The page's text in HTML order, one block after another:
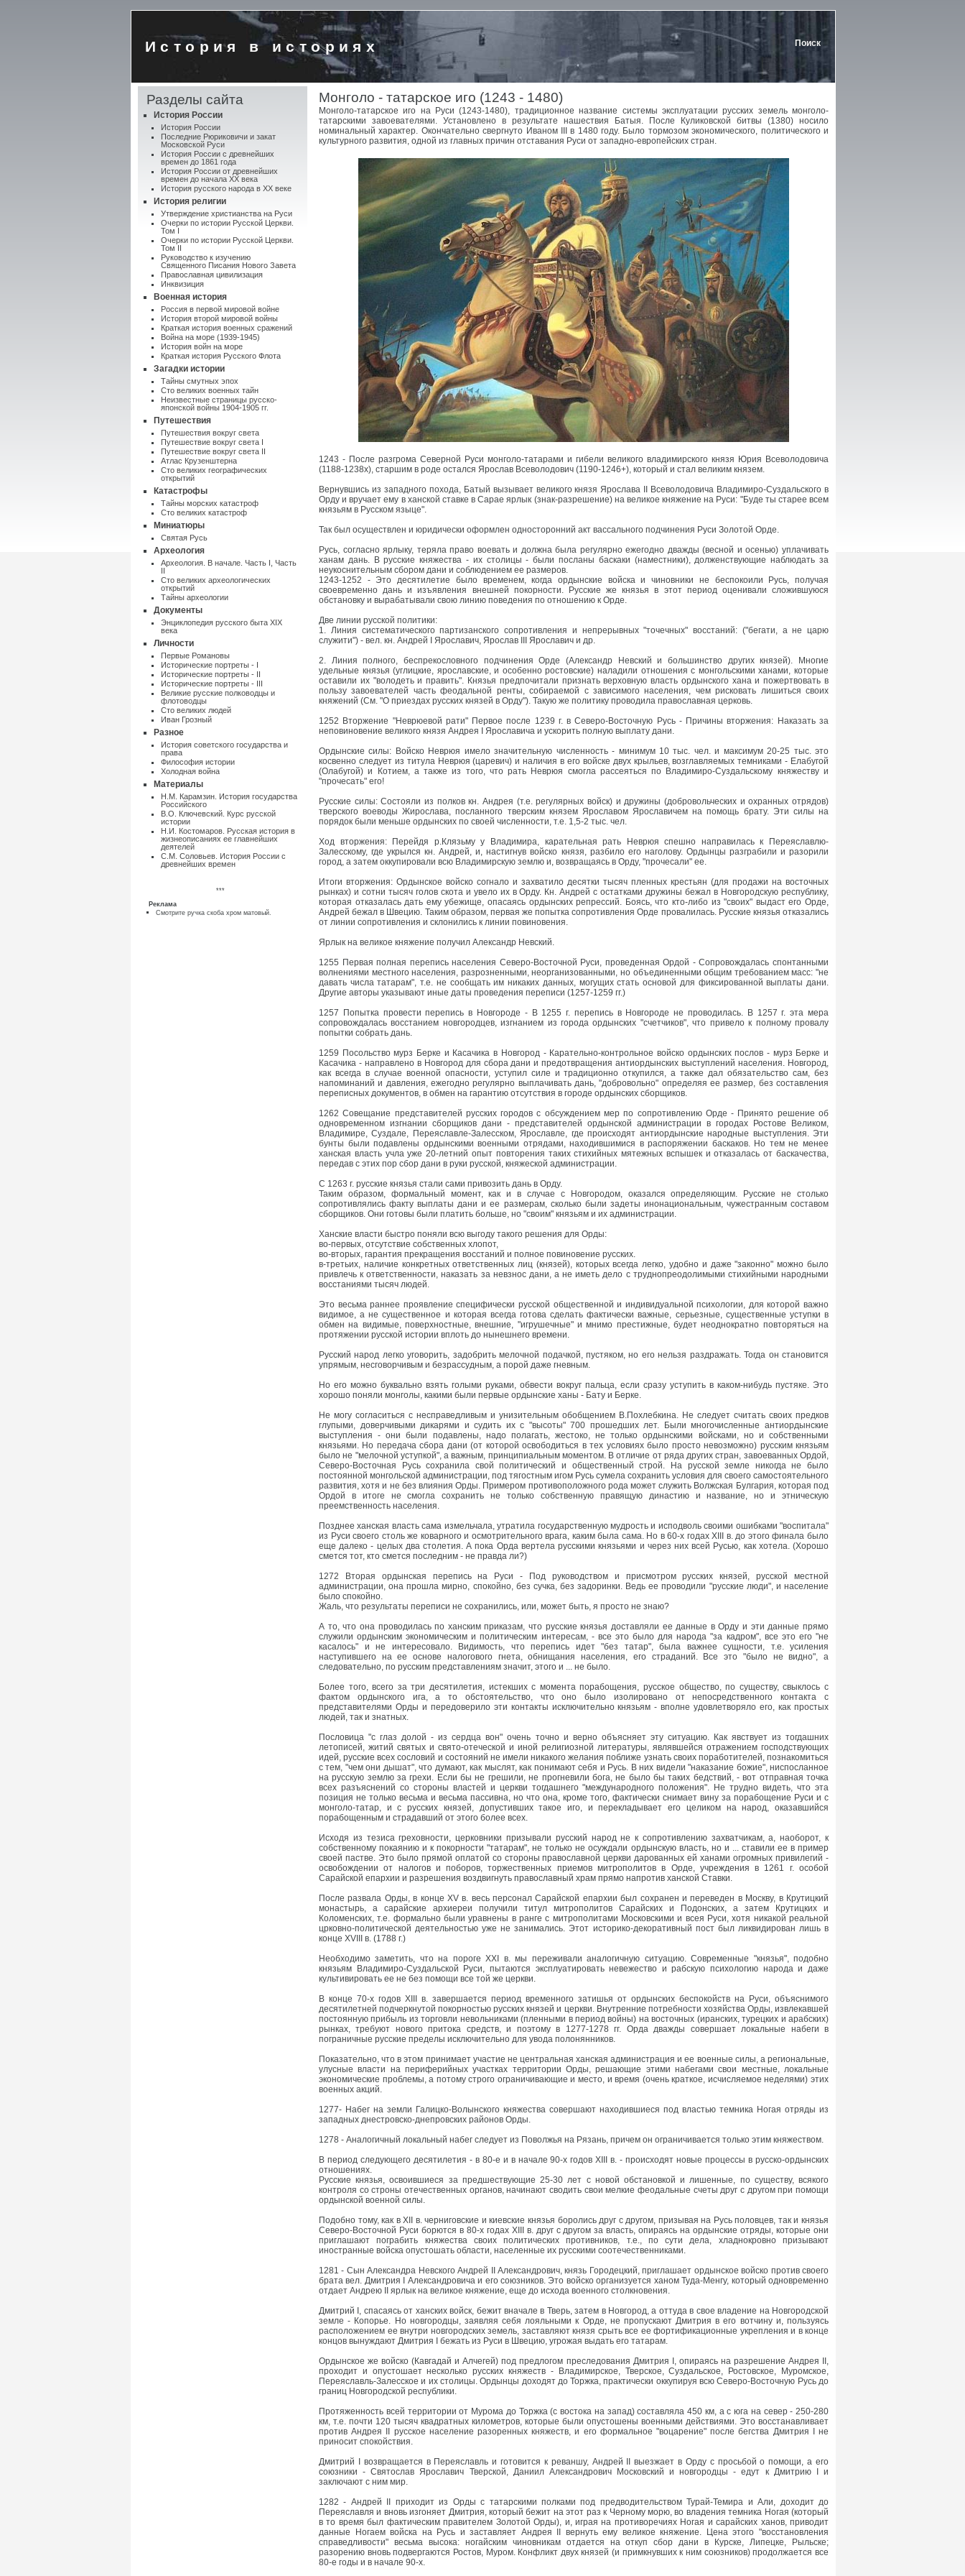
История в историях Поиск
Разделы сайта
История России
История России
Последние Рюриковичи и закат
Московской Руси
История России с древнейших
времен до 1861 года
История России от древнейших
времен до начала XX века
История русского народа в XX веке
История религии
Утверждение христианства на Руси
Очерки по истории Русской Церкви.
Том I
Очерки по истории Русской Церкви.
Том II
Руководство к изучению
Священного Писания Нового Завета
Православная цивилизация
Инквизиция
Военная история
Россия в первой мировой войне
История второй мировой войны
Краткая история военных сражений
Война на море (1939-1945)
История войн на море
Краткая история Русского Флота
Загадки истории
Тайны смутных эпох
Сто великих военных тайн
Неизвестные страницы русско-
японской войны 1904-1905 гг.
Путешествия
Путешествия вокруг света
Путешествие вокруг света I
Путешествие вокруг света II
Атлас Крузенштерна
Cто великих географических
открытий
Катастрофы
Тайны морских катастроф
Сто великих катастроф
Миниатюры
Святая Русь
Археология
Археология. В начале. Часть I Часть
II
Сто великих археологических
открытий
Тайны археологии
Документы
Энциклопедия русского быта XIX
века
Личности
Первые Романовы
Исторические портреты - I
Исторические портреты - II
Исторические портреты - III
Великие русские полководцы и
флотоводцы
Сто великих людей
Иван Грозный
Разное
Истоpия советского государства и
пpава
Философия истории
Холодная война
Материалы
Н.М. Карамзин. История государства
Российского
В.О. Ключевский. Курс русской
истории
Н.И. Костомаров. Русская история в
жизнеописаниях ее главнейших
деятелей
С.М. Соловьев. История России с
древнейших времен
***
Реклама
Смотрите ручка скоба хром матовый.
Монголо - татарское иго (1243 - 1480)
Монголо-татарское иго на Руси (1243-1480), традиционное название системы эксплуатации русских земель монголо-
татарскими завоевателями. Установлено в результате нашествия Батыя. После Куликовской битвы (1380) носило
номинальный характер. Окончательно свергнуто Иваном III в 1480 году. Было тормозом экономического, политического и
культурного развития, одной из главных причин отставания Руси от западно-европейских стран.
1243 - После разгрома Северной Руси монголо-татарами и гибели великого владимирского князя Юрия Всеволодовича
(1188-1238х), старшим в роде остался Ярослав Всеволодович (1190-1246+), который и стал великим князем.
Вернувшись из западного похода, Батый вызывает великого князя Ярослава II Всеволодовича Владимиро-Суздальского в
Орду и вручает ему в ханской ставке в Сарае ярлык (знак-разрешение) на великое княжение на Руси: "Буде ты старее всем
князьям в Русском языце".
Так был осуществлен и юридически оформлен односторонний акт вассального подчинения Руси Золотой Орде.
Русь, согласно ярлыку, теряла право воевать и должна была регулярно ежегодно дважды (весной и осенью) уплачивать
ханам дань. В русские княжества - их столицы - были посланы баскаки (наместники), долженствующие наблюдать за
неукоснительным сбором дани и соблюдением ее размеров.
1243-1252 - Это десятилетие было временем, когда ордынские войска и чиновники не беспокоили Русь, получая
своевременно дань и изъявления внешней покорности. Русские же князья в этот период оценивали сложившуюся
обстановку и вырабатывали свою линию поведения по отношению к Орде.
Две линии русской политики:
1. Линия систематического партизанского сопротивления и непрерывных "точечных" восстаний: ("бегати, а не царю
служити") - вел. кн. Андрей I Ярославич, Ярослав III Ярославич и др.
2. Линия полного, беспрекословного подчинения Орде (Александр Невский и большинство других князей). Многие
удельные князья (углицкие, ярославские, и особенно ростовские) наладили отношения с монгольскими ханами, которые
оставили их "володеть и править". Князья предпочитали признать верховную власть ордынского хана и пожертвовать в
пользу завоевателей часть феодальной ренты, собираемой с зависимого населения, чем рисковать лишиться своих
княжений (См. "О приездах русских князей в Орду"). Такую же политику проводила православная церковь.
1252 Вторжение "Неврюевой рати" Первое после 1239 г. в Северо-Восточную Русь - Причины вторжения: Наказать за
неповиновение великого князя Андрея I Ярославича и ускорить полную выплату дани.
Ордынские силы: Войско Неврюя имело значительную численность - минимум 10 тыс. чел. и максимум 20-25 тыс. это
косвенно следует из титула Неврюя (царевич) и наличия в его войске двух крыльев, возглавляемых темниками - Елабугой
(Олабугой) и Котием, а также из того, что рать Неврюя смогла рассеяться по Владимиро-Суздальскому княжеству и
"прочесать" его!
Русские силы: Состояли из полков кн. Андрея (т.е. регулярных войск) и дружины (добровольческих и охранных отрядов)
тверского воеводы Жирослава, посланного тверским князем Ярославом Ярославичем на помощь брату. Эти силы на
порядок были меньше ордынских по своей численности, т.е. 1,5-2 тыс. чел.
Ход вторжения: Перейдя р.Клязьму у Владимира, карательная рать Неврюя спешно направилась к Переяславлю-
Залесскому, где укрылся кн. Андрей, и, настигнув войско князя, разбило его наголову. Ордынцы разграбили и разорили
город, а затем оккупировали всю Владимирскую землю и, возвращаясь в Орду, "прочесали" ее.
Итоги вторжения: Ордынское войско согнало и захватило десятки тысяч пленных крестьян (для продажи на восточных
рынках) и сотни тысяч голов скота и увело их в Орду. Кн. Андрей с остатками дружины бежал в Новгородскую республику,
которая отказалась дать ему убежище, опасаясь ордынских репрессий. Боясь, что кто-либо из "своих" выдаст его Орде,
Андрей бежал в Швецию. Таким образом, первая же попытка сопротивления Орде провалилась. Русские князья отказались
от линии сопротивления и склонились к линии повиновения.
Ярлык на великое княжение получил Александр Невский.
1255 Первая полная перепись населения Северо-Восточной Руси, проведенная Ордой - Сопровождалась спонтанными
волнениями местного населения, разрозненными, неорганизованными, но объединенными общим требованием масс: "не
давать числа татарам", т.е. не сообщать им никаких данных, могущих стать основой для фиксированной выплаты дани.
Другие авторы указывают иные даты проведения переписи (1257-1259 гг.)
1257 Попытка провести перепись в Новгороде - В 1255 г. перепись в Новгороде не проводилась. В 1257 г. эта мера
сопровождалась восстанием новгородцев, изгнанием из города ордынских "счетчиков", что привело к полному провалу
попытки собрать дань.
1259 Посольство мурз Берке и Касачика в Новгород - Карательно-контрольное войско ордынских послов - мурз Берке и
Касачика - направлено в Новгород для сбора дани и предотвращения антиордынских выступлений населения. Новгород,
как всегда в случае военной опасности, уступил силе и традиционно откупился, а также дал обязательство сам, без
напоминаний и давления, ежегодно регулярно выплачивать дань, "добровольно" определяя ее размер, без составления
переписных документов, в обмен на гарантию отсутствия в городе ордынских сборщиков.
1262 Совещание представителей русских городов с обсуждением мер по сопротивлению Орде - Принято решение об
одновременном изгнании сборщиков дани - представителей ордынской администрации в городах Ростове Великом,
Владимире, Суздале, Переяславле-Залесском, Ярославле, где происходят антиордынские народные выступления. Эти
бунты были подавлены ордынскими военными отрядами, находившимися в распоряжении баскаков. Но тем не менее
ханская власть учла уже 20-летний опыт повторения таких стихийных мятежных вспышек и отказалась от баскачества,
передав с этих пор сбор дани в руки русской, княжеской администрации.
С 1263 г. русские князья стали сами привозить дань в Орду.
Таким образом, формальный момент, как и в случае с Новгородом, оказался определяющим. Русские не столько
сопротивлялись факту выплаты дани и ее размерам, сколько были задеты инонациональным, чужестранным составом
сборщиков. Они готовы были платить больше, но "своим" князьям и их администрации.
Ханские власти быстро поняли всю выгоду такого решения для Орды:
во-первых, отсутствие собственных хлопот,
во-вторых, гарантия прекращения восстаний и полное повиновение русских.
в-третьих, наличие конкретных ответственных лиц (князей), которых всегда легко, удобно и даже "законно" можно было
привлечь к ответственности, наказать за невзнос дани, а не иметь дело с труднопреодолимыми стихийными народными
восстаниями тысяч людей.
Это весьма раннее проявление специфически русской общественной и индивидуальной психологии, для которой важно
видимое, а не существенное и которая всегда готова сделать фактически важные, серьезные, существенные уступки в
обмен на видимые, поверхностные, внешние, "игрушечные" и мнимо престижные, будет неоднократно повторяться на
протяжении русской истории вплоть до нынешнего времени.
Русский народ легко уговорить, задобрить мелочной подачкой, пустяком, но его нельзя раздражать. Тогда он становится
упрямым, несговорчивым и безрассудным, а порой даже гневным.
Но его можно буквально взять голыми руками, обвести вокруг пальца, если сразу уступить в каком-нибудь пустяке. Это
хорошо поняли монголы, какими были первые ордынские ханы - Бату и Берке.
Не могу согласиться с несправедливым и унизительным обобщением В.Похлебкина. Не следует считать своих предков
глупыми, доверчивыми дикарями и судить их с "высоты" 700 прошедших лет. Были многочисленные антиордынские
выступления - они были подавлены, надо полагать, жестоко, не только ордынскими войсками, но и собственными
князьями. Но передача сбора дани (от которой освободиться в тех условиях было просто невозможно) русским князьям
было не "мелочной уступкой", а важным, принципиальным моментом. В отличие от ряда других стран, завоеванных Ордой,
Северо-Восточная Русь сохранила свой политический и общественный строй. На русской земле никогда не было
постоянной монгольской администрации, под тягостным игом Русь сумела сохранить условия для своего самостоятельного
развития, хотя и не без влияния Орды. Примером противоположного рода может служить Волжская Булгария, которая под
Ордой в итоге не смогла сохранить не только собственную правящую династию и название, но и этническую
преемственность населения.
Позднее ханская власть сама измельчала, утратила государственную мудрость и исподволь своими ошибками "воспитала"
из Руси своего столь же коварного и осмотрительного врага, каким была сама. Но в 60-х годах XIII в. до этого финала было
еще далеко - целых два столетия. А пока Орда вертела русскими князьями и через них всей Русью, как хотела. (Хорошо
смется тот, кто смется последним - не правда ли?)
1272 Вторая ордынская перепись на Руси - Под руководством и присмотром русских князей, русской местной
администрации, она прошла мирно, спокойно, без сучка, без задоринки. Ведь ее проводили "русские люди", и население
было спокойно.
Жаль, что результаты переписи не сохранились, или, может быть, я просто не знаю?
А то, что она проводилась по ханским приказам, что русские князья доставляли ее данные в Орду и эти данные прямо
служили ордынским экономическим и политическим интересам, - все это было для народа "за кадром", все это его "не
касалось" и не интересовало. Видимость, что перепись идет "без татар", была важнее сущности, т.е. усиления
наступившего на ее основе налогового гнета, обнищания населения, его страданий. Все это "было не видно", а
следовательно, по русским представлениям значит, этого и ... не было.
Более того, всего за три десятилетия, истекших с момента порабощения, русское общество, по существу, свыклось с
фактом ордынского ига, а то обстоятельство, что оно было изолировано от непосредственного контакта с
представителями Орды и передоверило эти контакты исключительно князьям - вполне удовлетворяло его, как простых
людей, так и знатных.
Пословица "с глаз долой - из сердца вон" очень точно и верно объясняет эту ситуацию. Как явствует из тогдашних
летописей, житий святых и свято-отеческой и иной религиозной литературы, являвшейся отражением господствующих
идей, русские всех сословий и состояний не имели никакого желания поближе узнать своих поработителей, познакомиться
с тем, "чем они дышат", что думают, как мыслят, как понимают себя и Русь. В них видели "наказание божие", ниспосланное
на русскую землю за грехи. Если бы не грешили, не прогневили бога, не было бы таких бедствий, - вот отправная точка
всех разъяснений со стороны властей и церкви тогдашнего "международного положения". Не трудно видеть, что эта
позиция не только весьма и весьма пассивна, но что она, кроме того, фактически снимает вину за порабощение Руси и с
монголо-татар, и с русских князей, допустивших такое иго, и перекладывает его целиком на народ, оказавшийся
порабощенным и страдавший от этого более всех.
Исходя из тезиса греховности, церковники призывали русский народ не к сопротивлению захватчикам, а, наоборот, к
собственному покаянию и к покорности "татарам", не только не осуждали ордынскую власть, но и ... ставили ее в пример
своей пастве. Это было прямой оплатой со стороны православной церкви дарованных ей ханами огромных привилегий -
освобождении от налогов и поборов, торжественных приемов митрополитов в Орде, учреждения в 1261 г. особой
Сарайской епархии и разрешения воздвигнуть православный храм прямо напротив ханской Ставки.
После развала Орды, в конце XV в. весь персонал Сарайской епархии был сохранен и переведен в Москву, в Крутицкий
монастырь, а сарайские архиереи получили титул митрополитов Сарайских и Подонских, а затем Крутицких и
Коломенских, т.е. формально были уравнены в ранге с митрополитами Московскими и всея Руси, хотя никакой реальной
црковно-политической деятельностью уже не занимались. Этот историко-декоративный пост был ликвидирован лишь в
конце XVIII в. (1788 г.)
Необходимо заметить, что на пороге XXI в. мы переживали аналогичную ситуацию. Современные "князья", подобно
князьям Владимиро-Суздальской Руси, пытаются эксплуатировать невежество и рабскую психологию народа и даже
культивировать ее не без помощи все той же церкви.
В конце 70-х годов XIII в. завершается период временного затишья от ордынских беспокойств на Руси, объяснимого
десятилетней подчеркнутой покорностью русских князей и церкви. Внутренние потребности хозяйства Орды, извлекавшей
постоянную прибыль из торговли невольниками (пленными в период войны) на восточных (иранских, турецких и арабских)
рынках, требуют нового притока средств, и поэтому в 1277-1278 гг. Орда дважды совершает локальные набеги в
пограничные русские пределы исключительно для увода полонянников.
Показательно, что в этом принимает участие не центральная ханская администрация и ее военные силы, а региональные,
улусные власти на периферийных участках территории Орды, решающие этими набегами свои местные, локальные
экономические проблемы, а потому строго ограничивающие и место, и время (очень краткое, исчисляемое неделями) этих
военных акций.
1277- Набег на земли Галицко-Волынского княжества совершают находившиеся под властью темника Ногая отряды из
западных днестровско-днепровских районов Орды.
1278 - Аналогичный локальный набег следует из Поволжья на Рязань, причем он ограничивается только этим княжеством.
В период следующего десятилетия - в 80-е и в начале 90-х годов XIII в. - происходят новые процессы в русско-ордынских
отношениях.
Русские князья, освоившиеся за предшествующие 25-30 лет с новой обстановкой и лишенные, по существу, всякого
контроля со строны отечественных органов, начинают сводить свои мелкие феодальные счеты друг с другом при помощи
ордынской военной силы.
Подобно тому, как в XII в. черниговские и киевские князья боролись друг с другом, призывая на Русь половцев, так и князья
Северо-Восточной Руси борются в 80-х годах XIII в. друг с другом за власть, опираясь на ордынские отряды, которые они
приглашают пограбить княжества своих политических противников, т.е., по сути дела, хладнокровно призывают
иностранные войска опустошать области, населенные их русскими соотечественниками.
1281 - Сын Александра Невского Андрей II Александрович, князь Городецкий, приглашает ордынское войско против своего
брата вел. Дмитрия I Александровича и его союзников. Это войско организуется ханом Туда-Менгу, который одновременно
отдает Андрею II ярлык на великое княжение, еще до исхода военного столкновения.
Дмитрий I, спасаясь от ханских войск, бежит вначале в Тверь, затем в Новгород, а оттуда в свое владение на Новгородской
земле - Копорье. Но новгородцы, заявляя себя лояльными к Орде, не пропускают Дмитрия в его вотчину и, пользуясь
расположением ее внутри новгородских земель, заставляют князя срыть все ее фортификационные укрепления и в конце
концов вынуждают Дмитрия I бежать из Руси в Швецию, угрожая выдать его татарам.
Ордынское же войско (Кавгадай и Алчегей) под предлогом преследования Дмитрия I, опираясь на разрешение Андрея II,
проходит и опустошает несколько русских княжеств - Владимирское, Тверское, Суздальское, Ростовское, Муромское,
Переяславль-Залесское и их столицы. Ордынцы доходят до Торжка, практически оккупируя всю Северо-Восточную Русь до
границ Новгородской республики.
Протяженность всей территории от Мурома до Торжка (с востока на запад) составляла 450 км, а с юга на север - 250-280
км, т.е. почти 120 тысяч квадратных километров, которые были опустошены военными действиями. Это восстанавливает
против Андрея II русское население разоренных княжеств, и его формальное "воцарение" после бегства Дмитрия I не
приносит спокойствия.
Дмитрий I возвращается в Переяславль и готовится к реваншу, Андрей II выезжает в Орду с просьбой о помощи, а его
союзники - Святослав Ярославич Тверской, Даниил Александрович Московский и новгородцы - едут к Дмитрию I и
заключают с ним мир.
1282 - Андрей II приходит из Орды с татарскими полками под предводительством Турай-Темира и Али, доходит до
Переяславля и вновь изгоняет Дмитрия, который бежит на этот раз к Черному морю, во владения темника Ногая (который
в то время был фактическим правителем Золотой Орды), и, играя на противоречиях Ногая и сарайских ханов, приводит
данные Ногаем войска на Русь и заставляет Андрея II вернуть ему великое княжение. Цена этого "восстановления
справедливости" весьма высока: ногайским чиновникам отдается на откуп сбор дани в Курске, Липецке, Рыльске;
разорению вновь подвергаются Ростов, Муром. Конфликт двух князей (и примкнувших к ним союзников) продолжается все
80-е годы и в начале 90-х.